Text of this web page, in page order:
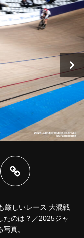
厳しいレース 大混戦
たのは？／2025ジャ
真。